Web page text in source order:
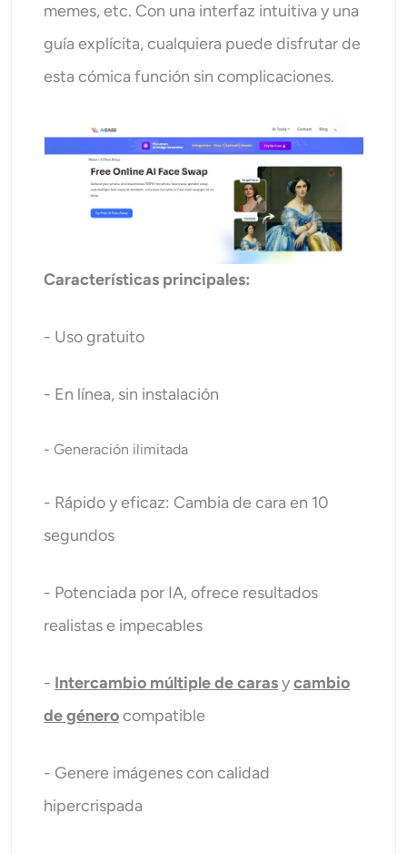
memes, etc. Con una interfaz intuitiva y una
guía explícita, cualquiera puede disfrutar de
esta cómica función sin complicaciones.
Características principales:
- Uso gratuito
- En línea, sin instalación
- Generación ilimitada
- Rápido y eficaz: Cambia de cara en 10
segundos
- Potenciada por IA, ofrece resultados
realistas e impecables
- Intercambio múltiple de carasycambio
de génerocompatible
- Genere imágenes con calidad
hipercrispada